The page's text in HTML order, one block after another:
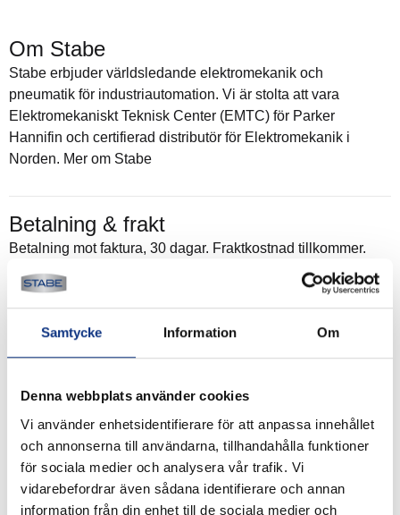
Samtycke Information Om
Denna webbplats använder cookies
Vi använder enhetsidentifierare för att anpassa innehållet
och annonserna till användarna, tillhandahålla funktioner
för sociala medier och analysera vår trafik. Vi
vidarebefordrar även sådana identifierare och annan
information från din enhet till de sociala medier och
Om Stabe
Stabe erbjuder världsledande elektromekanik och
pneumatik för industriautomation. Vi är stolta att vara
Elektromekaniskt Teknisk Center (EMTC) för Parker
Hannifin och certifierad distributör för Elektromekanik i
Norden. Mer om Stabe
Betalning & frakt
Betalning mot faktura, 30 dagar. Fraktkostnad tillkommer.
Alla priser visas i SEK. Stabe innehar AAA-kreditvärdighet.
Köpvillkor